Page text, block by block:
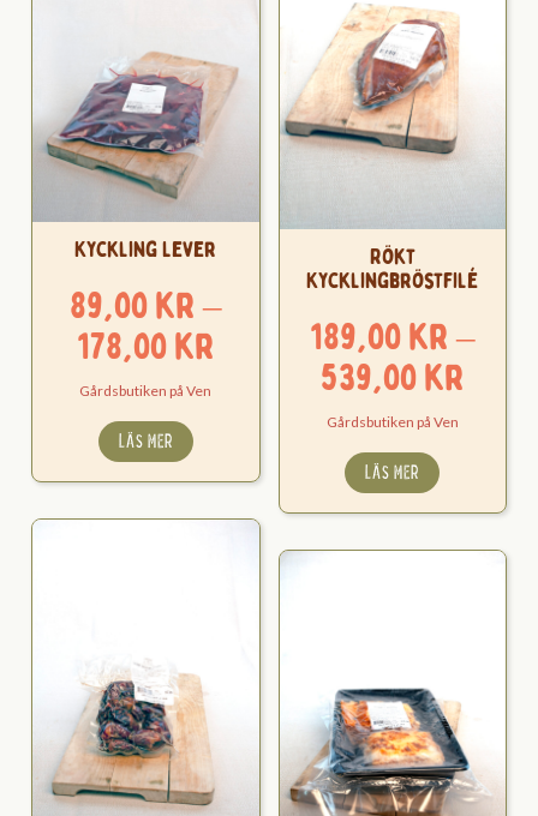
Kyckling Lever
89,00kr–
178,00kr Prisintervall:
89,00 kr
178,00 kr
Gårdsbutiken på Ven
LÄS MER
Rökt
Kycklingbröstfilé
189,00kr–
539,00kr
Gårdsbutiken på Ven
LÄS MER